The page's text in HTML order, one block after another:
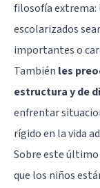
filosofía extrema:
escolarizados
importantes o
También les
estructura y de
enfrentar
rígido en la vida
Sobre este
que los niños